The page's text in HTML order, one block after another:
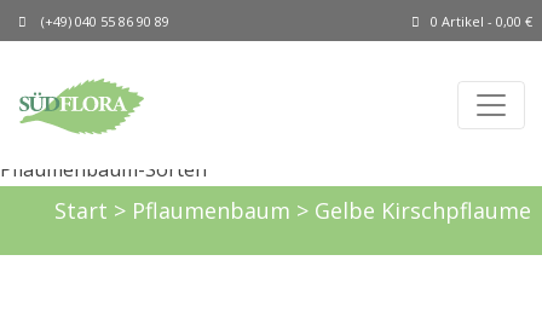
(+49) 040 55 86 90 89 0 Artikel - 0,00 €
Start > Pflaumenbaum > Gelbe Kirschpflaume